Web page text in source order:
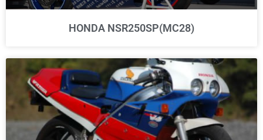
HONDA NSR250SP(MC28)